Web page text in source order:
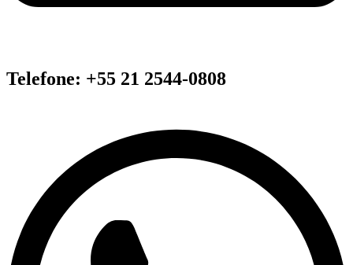
Telefone: +55 21 2544-0808